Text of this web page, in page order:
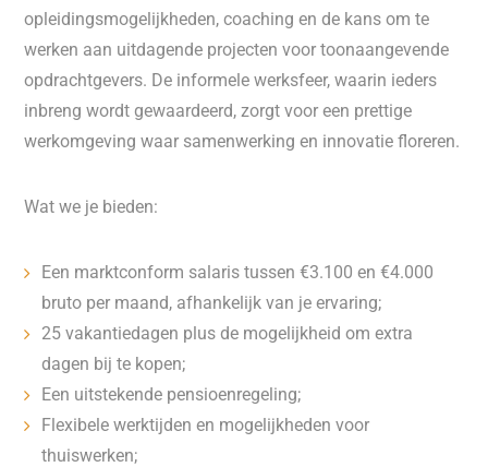
opleidingsmogelijkheden, coaching en de kans om te
werken aan uitdagende projecten voor toonaangevende
opdrachtgevers. De informele werksfeer, waarin ieders
inbreng wordt gewaardeerd, zorgt voor een prettige
werkomgeving waar samenwerking en innovatie floreren.
Wat we je bieden:
Een marktconform salaris tussen €3.100 en €4.000
bruto per maand, afhankelijk van je ervaring;
25 vakantiedagen plus de mogelijkheid om extra
dagen bij te kopen;
Een uitstekende pensioenregeling;
Flexibele werktijden en mogelijkheden voor
thuiswerken;